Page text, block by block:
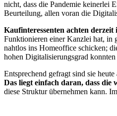
nicht, dass die Pandemie keinerlei
Beurteilung, allen voran die
Kaufinteressenten achten
Funktionieren einer Kanzlei hat, in
nahtlos ins Homeoffice schicken;
hohen Digitalisierungsgrad
Entsprechend gefragt sind sie
Das liegt einfach daran, dass die
diese Struktur übernehmen kann.